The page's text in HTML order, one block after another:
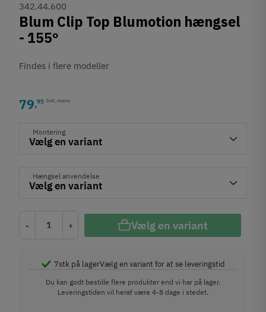
342.44.600
Blum Clip Top Blumotion hængsel
- 155º
Findes i flere modeller
79,95 Inkl. moms
Montering
Hængsel anvendelse
- + Vælg en variant
7stk på lagerVælg en variant for at se leveringstid
Du kan godt bestille flere produkter end vi har på lager.
Leveringstiden vil heraf være 4-8 dage i stedet.